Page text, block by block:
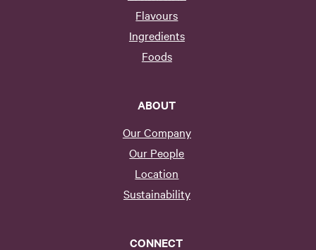
Flavours
Ingredients
Foods
ABOUT
Our Company
Our People
Location
Sustainability
CONNECT